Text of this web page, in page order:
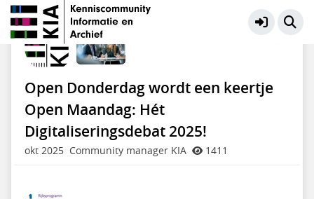
KIA Community Meer
Open Donderdag wordt een keertje
Open Maandag: Hét
Digitaliseringsdebat 2025!
okt 2025 Community manager KIA 1411